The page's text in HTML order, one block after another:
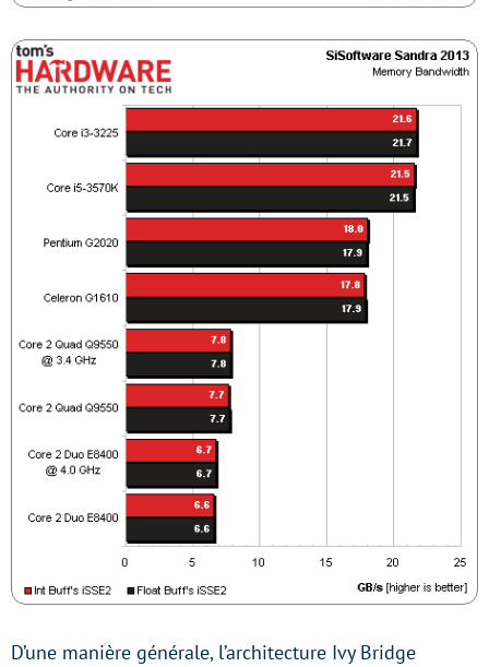
D’une manière générale, l’architecture Ivy Bridge